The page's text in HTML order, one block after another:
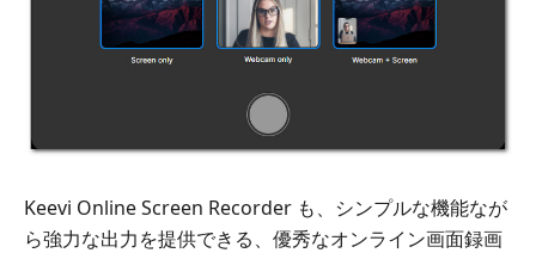
Keevi Online Screen Recorder も、シンプルな機能なが
ら強力な出力を提供できる、優秀なオンライン画面録画